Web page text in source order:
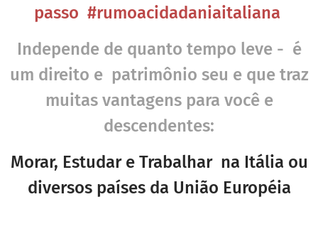
passo #rumoacidadaniaitaliana
Independe de quanto tempo leve - é
um direito e patrimônio seu e que traz
muitas vantagens para você e
descendentes:
Morar, Estudar e Trabalhar na Itália ou
diversos países da União Européia